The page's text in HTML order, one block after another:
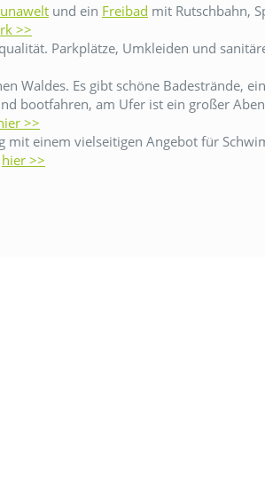
und ein Freibad mit Rutschbahn,
>>
Parkplätze, Umkleiden und
Waldes. Es gibt schöne Badestrände,
bootfahren, am Ufer ist ein großer
>>
mit einem vielseitigen Angebot für
hier >>